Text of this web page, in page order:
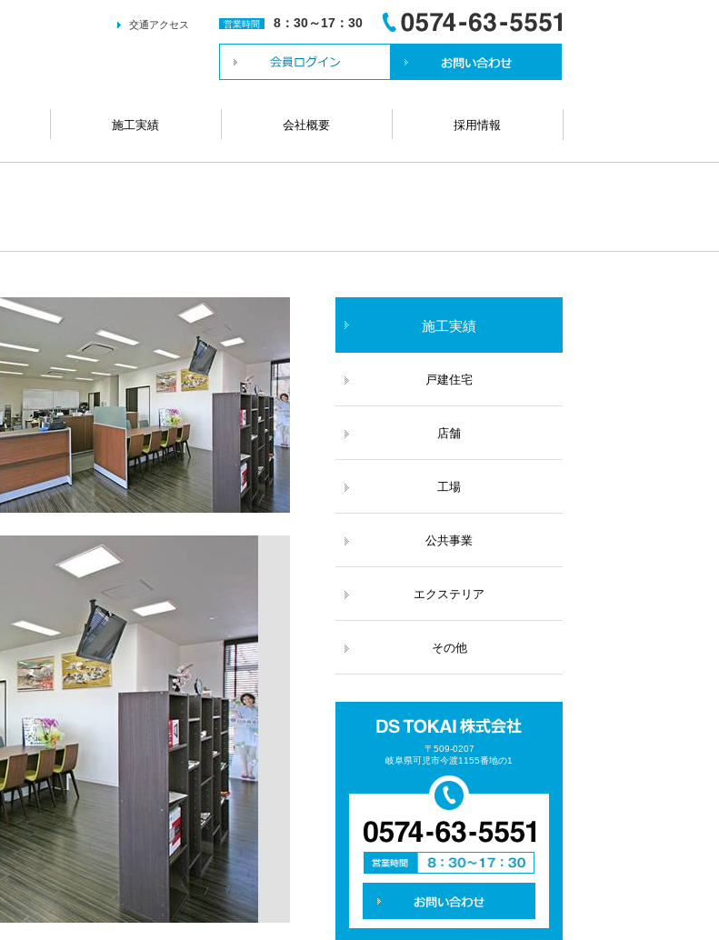
交通アクセス 営業時間 8：30～17：30
施工実績 会社概要 採用情報
施工実績
戸建住宅
店舗
工場
公共事業
エクステリア
その他
〒509-0207
岐阜県可児市今渡1155番地の1